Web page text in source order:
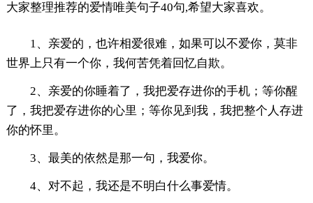
大家整理推荐的爱情唯美句子40句,希望大家喜欢。
1、亲爱的，也许相爱很难，如果可以不爱你，莫非
世界上只有一个你，我何苦凭着回忆自欺。
2、亲爱的你睡着了，我把爱存进你的手机；等你醒
了，我把爱存进你的心里；等你见到我，我把整个人存进
你的怀里。
3、最美的依然是那一句，我爱你。
4、对不起，我还是不明白什么事爱情。